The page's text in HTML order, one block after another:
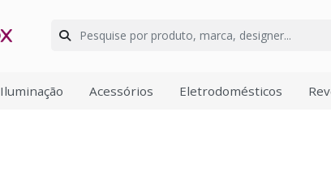
Iluminação Acessórios Eletrodomésticos